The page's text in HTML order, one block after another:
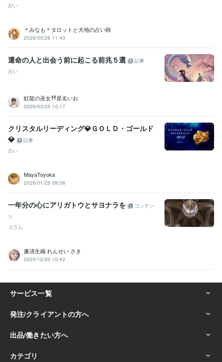
占い
＊みなも＊タロットと大地の占い師
2026/05/26 11:43
運命の人と出会う前に起こる前兆５選
記事
占い
虹龍の巫女⛩️星名いお
2026/03/05 15:17
クリスタルリーディング💎ＧＯＬＤ・ゴールド
💎
記事
占い
MayaToyoka
2026/01/25 09:06
一年分の心にアリガトウとサヨナラを
コンテン
ツ
コラム
廉清生織 れんせい さき
2025/12/20 10:42